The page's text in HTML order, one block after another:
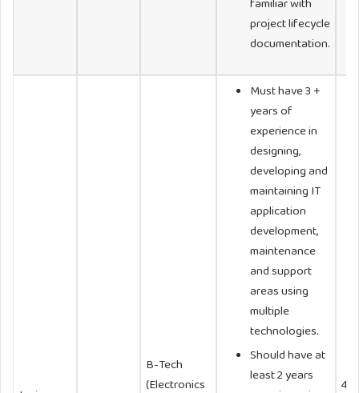
project lifecycle
documentation.
B-Tech
(Electronics
Must have 3 +
years of
experience in
designing,
developing and
maintaining IT
application
development,
maintenance
and support
areas using
multiple
technologies.
Should have at
least 2 years